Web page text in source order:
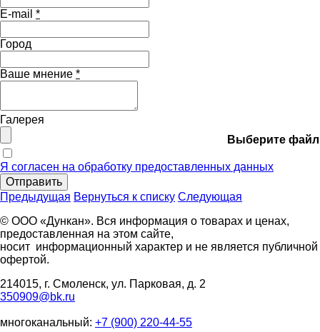
E-mail *
Город
Ваше мнение *
Галерея
Выберите файл
Я согласен на обработку предоставленных данных
Отправить
Предыдущая Вернуться к списку Следующая
© ООО «Дункан». Вся информация о товарах и ценах,
предоставленная на этом сайте,
носит информационный характер и не является публичной
офертой.
214015, г. Смоленск, ул. Парковая, д. 2
350909@bk.ru
многоканальный: +7 (900) 220-44-55